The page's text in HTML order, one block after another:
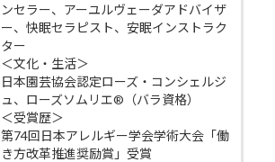
ンセラー、アーユルヴェーダアドバイザ
ー、快眠セラピスト、安眠インストラク
ター
＜文化・生活＞
日本園芸協会認定ローズ・コンシェルジ
ュ、ローズソムリエ®（バラ資格）
＜受賞歴＞
第74回日本アレルギー学会学術大会「働
き方改革推進奨励賞」受賞